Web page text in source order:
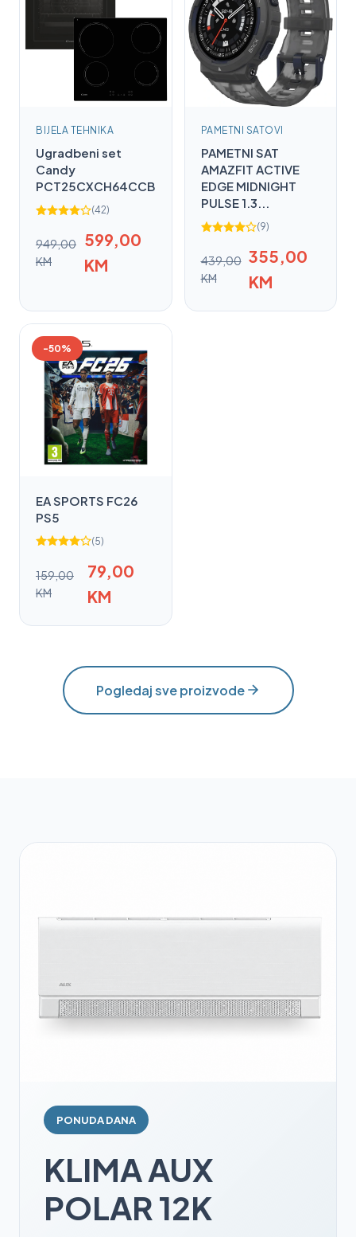
BIJELA TEHNIKA
Ugradbeni set
Candy
PCT25CXCH64CCB
(42)
949,00
KM
599,00
KM
PAMETNI SATOVI
PAMETNI SAT
AMAZFIT ACTIVE
EDGE MIDNIGHT
PULSE 1.3...
(9)
439,00
KM
355,00
KM
-50%
EA SPORTS FC26
PS5
(5)
159,00
KM
79,00
KM
Pogledaj sve proizvode
PONUDA DANA
KLIMA AUX
POLAR 12K